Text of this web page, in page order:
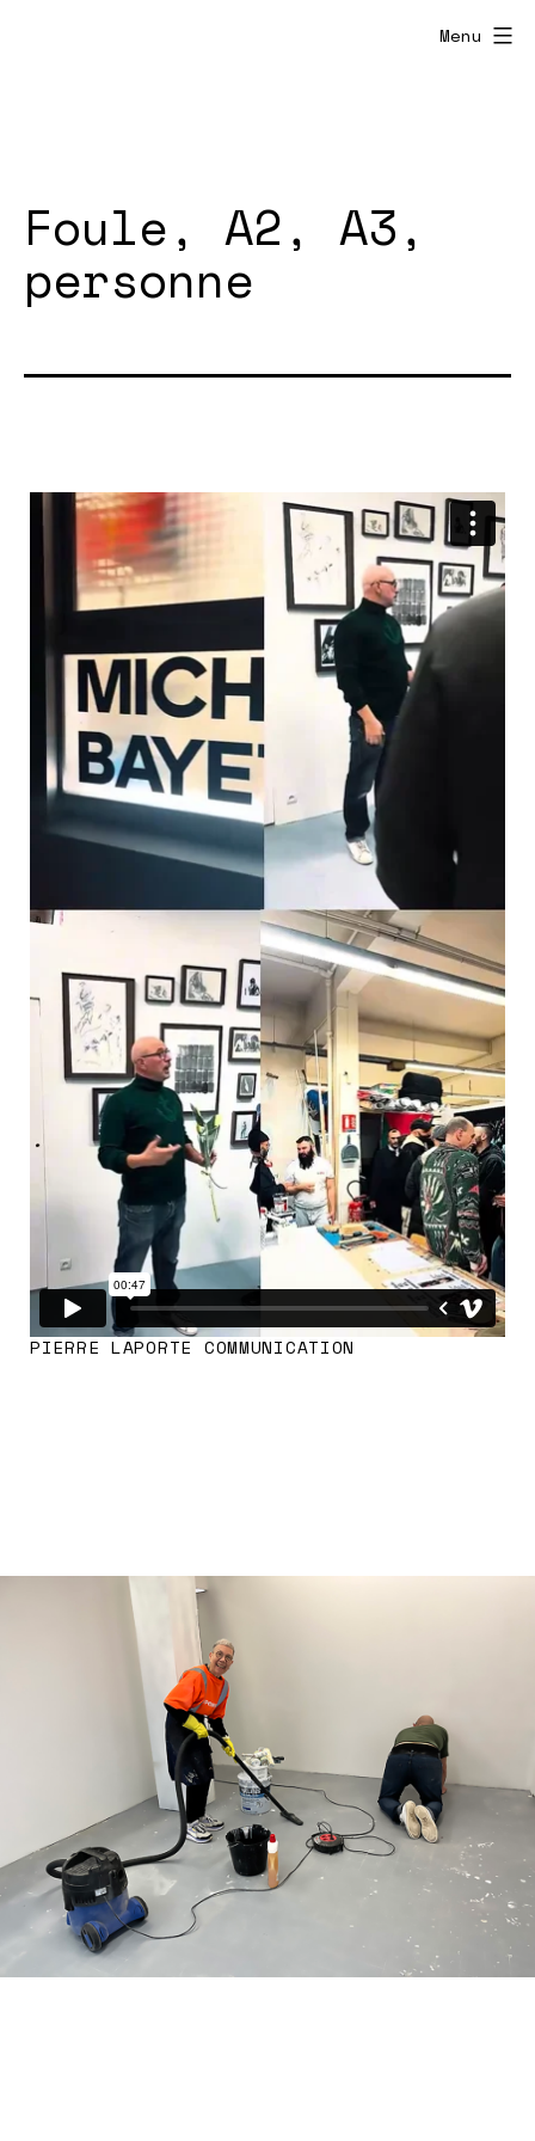
Menu
Foule, A2, A3,
personne
PIERRE LAPORTE COMMUNICATION